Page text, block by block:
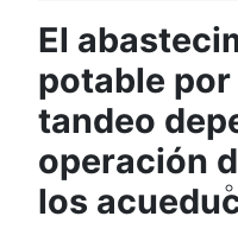
El
potable
tandeo
operación
los